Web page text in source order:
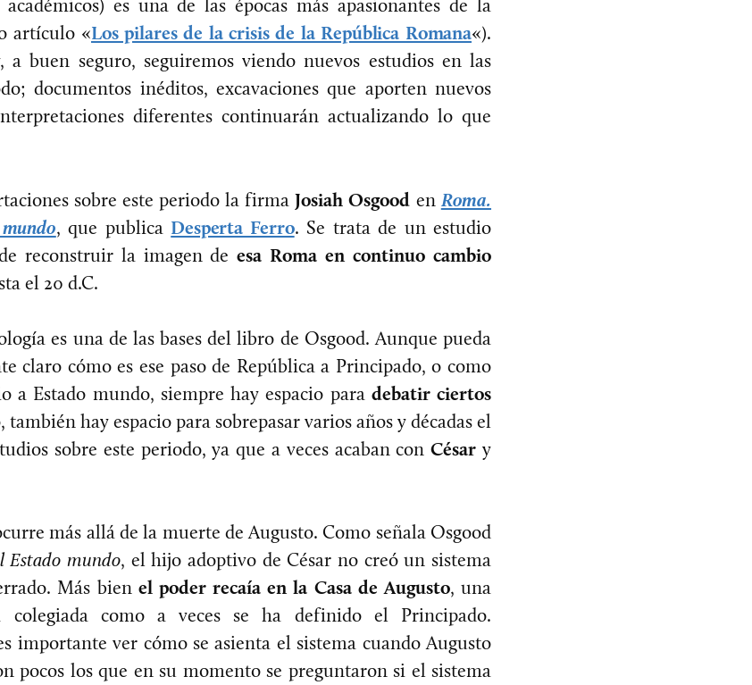
es una de las épocas más apasionantes de la
artículo «Los pilares de la crisis de la República Romana«).
a buen seguro, seguiremos viendo nuevos estudios en las
documentos inéditos, excavaciones que aporten nuevos
diferentes continuarán actualizando lo que
sobre este periodo la firmaJosiah Osgood en Roma.
, que publicaDesperta Ferro. Se trata de un estudio
reconstruir la imagen deesa Roma en continuo cambio
el 20 d.C.
es una de las bases del libro de Osgood. Aunque pueda
claro cómo es ese paso de República a Principado, o como
a Estado mundo, siempre hay espacio para debatir ciertos
también hay espacio para sobrepasar varios años y décadas el
sobre este periodo, ya que a veces acaban conCésar y
más allá de la muerte de Augusto. Como señala Osgood
Estado mundo, el hijo adoptivo de César no creó un sistema
Más bien el poder recaía en la Casa de Augusto, una
colegiada como a veces se ha definido el Principado.
importante ver cómo se asienta el sistema cuando Augusto
pocos los que en su momento se preguntaron si el sistema